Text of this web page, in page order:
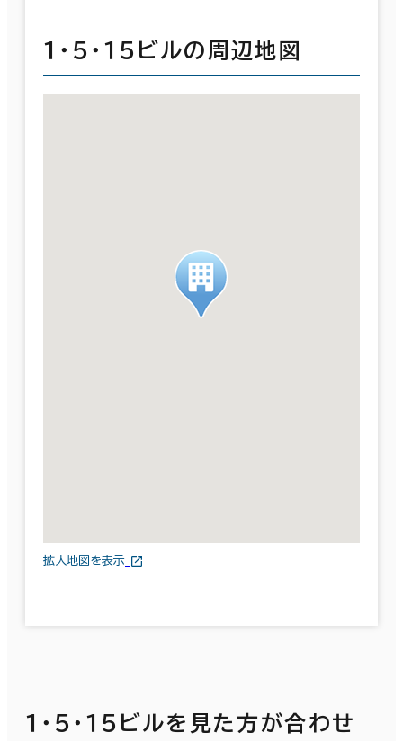
１・５・１５ビルの周辺地図
拡大地図を表示
１・５・１５ビルを見た方が合わせ